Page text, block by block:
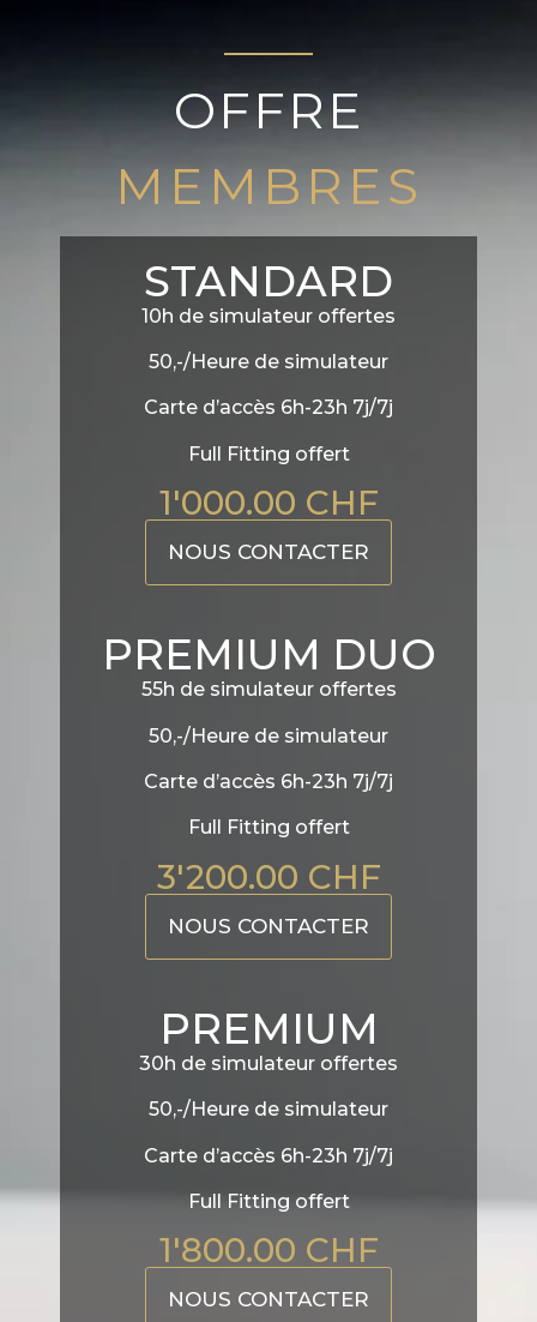
OFFRE
MEMBRES
STANDARD
10h de simulateur offertes
50,-/Heure de simulateur
Carte d’accès 6h-23h 7j/7j
Full Fitting offert
1'000.00 CHF
NOUS CONTACTER
PREMIUM DUO
55h de simulateur offertes
50,-/Heure de simulateur
Carte d’accès 6h-23h 7j/7j
Full Fitting offert
3'200.00 CHF
NOUS CONTACTER
PREMIUM
30h de simulateur offertes
50,-/Heure de simulateur
Carte d’accès 6h-23h 7j/7j
Full Fitting offert
1'800.00 CHF
NOUS CONTACTER